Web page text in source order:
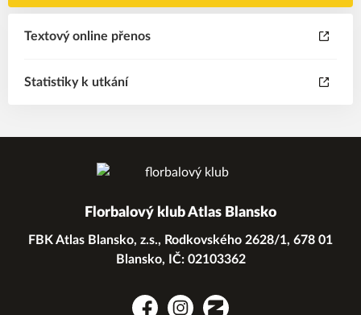
Textový online přenos
Statistiky k utkání
Florbalový klub Atlas Blansko
FBK Atlas Blansko, z.s., Rodkovského 2628/1, 678 01
Blansko, IČ: 02103362